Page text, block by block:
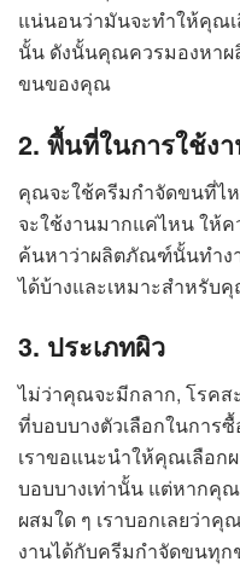
แน่นอนว่ามันจะทำให้คุณเ
นั้น ดังนั้นคุณควรมองหา
ขนของคุณ
2. พื้นที่ในการใช้ง
คุณจะใช้ครีมกำจัดขนที่ไ
จะใช้งานมากแค่ไหน ให้
ค้นหาว่าผลิตภัณฑ์นั้นทำง
ได้บ้างและเหมาะสำหรับ
3. ประเภทผิว
ไม่ว่าคุณจะมีกลาก, โรคส
ที่บอบบางตัวเลือกในกา
เราขอแนะนำให้คุณเลือ
บอบบางเท่านั้น แต่หากคุ
ผสมใด ๆ เราบอกเลยว่า
งานได้กับครีมกำจัดขนทุ